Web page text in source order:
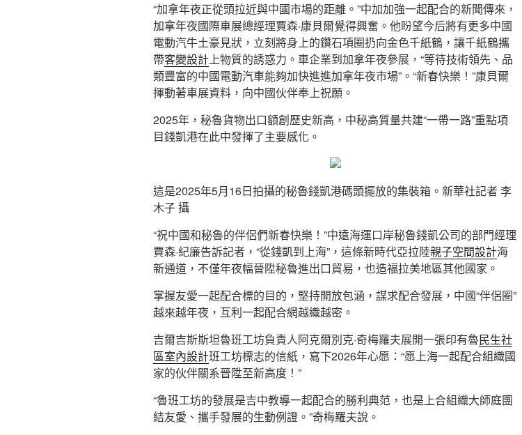
“加拿年夜正從頭拉近與中國市場的距離。”中加加強一起配合的新聞傳來，
加拿年夜國際車展總經理賈森·康貝爾覺得興奮。他盼望今后將有更多中國
電動汽牛土豪見狀，立刻將身上的鑽石項圈扔向金色千紙鶴，讓千紙鶴攜
帶客變設計上物質的誘惑力。車企業到加拿年夜參展，“等待技術領先、品
類豐富的中國電動汽車能夠加快進進加拿年夜市場”。“新春快樂！”康貝爾
揮動著車展資料，向中國伙伴奉上祝願。
2025年，秘魯貨物出口額創歷史新高，中秘高質量共建“一帶一路”重點項
目錢凱港在此中發揮了主要感化。
這是2025年5月16日拍攝的秘魯錢凱港碼頭擺放的集裝箱。新華社記者 李
木子 攝
“祝中國和秘魯的伴侶們新春快樂！”中遠海運口岸秘魯錢凱公司的部門經理
賈森·紀廉告訴記者，“從錢凱到上海”，這條新時代亞拉陸親子空間設計海
新通道，不僅年夜幅晉陞秘魯進出口貿易，也造福拉美地區其他國家。
掌握友愛一起配合標的目的，堅持開放包涵，謀求配合發展，中國“伴侶圈”
越來越年夜，互利一起配合網越織越密。
吉爾吉斯斯坦魯班工坊負責人阿克爾別克·奇梅羅夫展開一張印有魯民生社
區室內設計班工坊標志的信紙，寫下2026年心愿：“愿上海一起配合組織國
家的伙伴關系晉陞至新高度！”
“魯班工坊的發展是吉中教導一起配合的勝利典范，也是上合組織大師庭團
結友愛、攜手發展的生動例證。”奇梅羅夫說。